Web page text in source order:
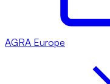
AGRA Europe